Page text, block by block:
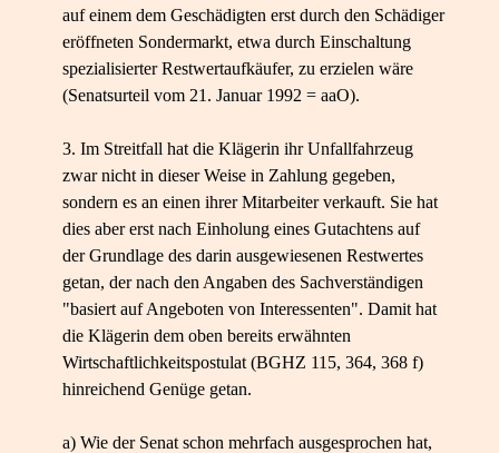
auf einem dem Geschädigten erst durch den Schädiger
eröffneten Sondermarkt, etwa durch Einschaltung
spezialisierter Restwertaufkäufer, zu erzielen wäre
(Senatsurteil vom 21. Januar 1992 = aaO).
3. Im Streitfall hat die Klägerin ihr Unfallfahrzeug
zwar nicht in dieser Weise in Zahlung gegeben,
sondern es an einen ihrer Mitarbeiter verkauft. Sie hat
dies aber erst nach Einholung eines Gutachtens auf
der Grundlage des darin ausgewiesenen Restwertes
getan, der nach den Angaben des Sachverständigen
"basiert auf Angeboten von Interessenten". Damit hat
die Klägerin dem oben bereits erwähnten
Wirtschaftlichkeitspostulat (BGHZ 115, 364, 368 f)
hinreichend Genüge getan.
a) Wie der Senat schon mehrfach ausgesprochen hat,